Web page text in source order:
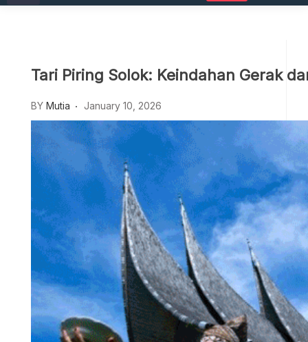
Tari Piring Solok: Keindahan Gerak
BY Mutia January 10, 2026